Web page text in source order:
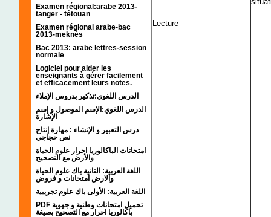
Examen régional:arabe 2013-
tanger - tétouan
Examen régional arabe-bac
2013-meknès
Bac 2013: arabe lettres-session
normale
Logiciel pour aider les
enseignants à gérer facilement
et efficacement leurs notes.
الدرس اللغوي:تذكير بدروس الإملاء
الدرس اللغوي:الإسم الموصول و إسم
الإشارة
درس التعبير و الإنشاء : مهارة إنتاج
نص حجاجي
امتحانات الباكالوريا احرار علوم الحياة
والأرض مع التصحيح
اللغة العربية: الثانية باك علوم الحياة
والارض امتحانات و فروض
اللغة العربية: الأولى باك علوم تجريبية
PDF تحميل امتحانات وطنية و جهوية
باكالوريا احرار مع التصحيح بصيغة
Lecture